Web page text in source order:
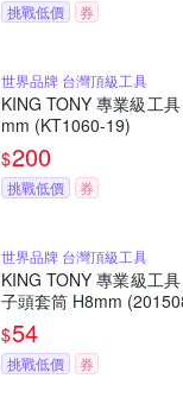
挑戰低價 券
世界品牌 台灣頂級工具
KING TONY 專業級工
mm (KT1060-19)
$200
挑戰低價 券
世界品牌 台灣頂級工具
KING TONY 專業級工
子頭套筒 H8mm
$54
挑戰低價 券